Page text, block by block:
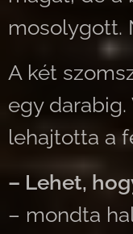
mosolygott.
A két
egy darabig.
lehajtotta a
– Lehet,
– mondta